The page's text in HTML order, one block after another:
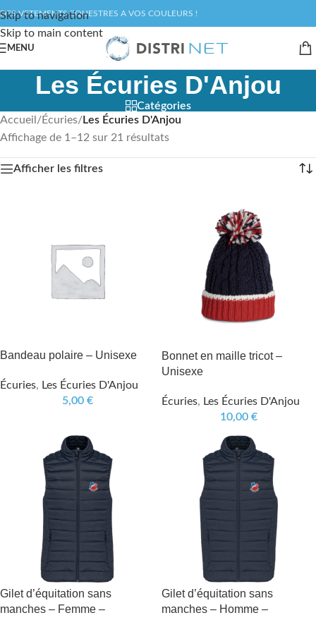
Skip to navigation
Skip to main content
DES VETEMENTS EQUESTRES A VOS COULEURS !
MENU
Les Écuries D'Anjou
Catégories
Accueil /Écuries/Les Écuries D'Anjou
Affichage de 1–12 sur 21 résultats
Afficher les filtres
Bandeau polaire – Unisexe
Écuries, Les Écuries D'Anjou
5,00 €
Bonnet en maille tricot –
Unisexe
Écuries, Les Écuries D'Anjou
10,00 €
Gilet d’équitation sans
manches – Femme –
Gilet d’équitation sans
manches – Homme –